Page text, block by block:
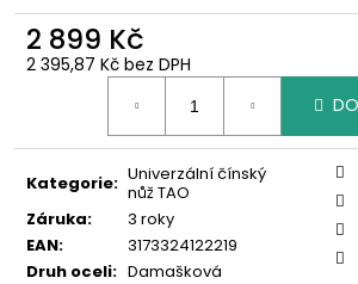
2 899 Kč
2 395,87 Kč bez DPH
Kategorie: Univerzální čínský
nůž TAO
Záruka:
3 roky
EAN:
3173324122219
Druh oceli: Damašková